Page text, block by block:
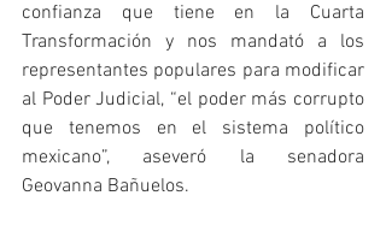
confianza que tiene en la Cuarta
Transformación y nos mandató a los
representantes populares para modificar
al Poder Judicial, “el poder más corrupto
que tenemos en el sistema político
mexicano”, aseveró la senadora
Geovanna Bañuelos.